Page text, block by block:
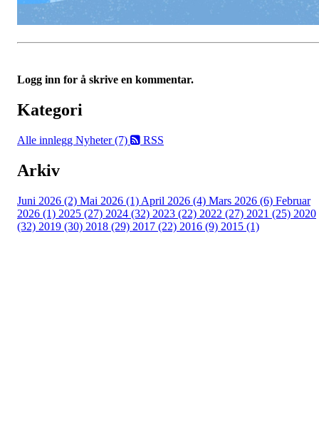
Logg inn for å skrive en kommentar.
Kategori
Alle innlegg Nyheter (7) RSS
Arkiv
Juni 2026 (2) Mai 2026 (1) April 2026 (4) Mars 2026 (6) Februar
2026 (1) 2025 (27) 2024 (32) 2023 (22) 2022 (27) 2021 (25) 2020
(32) 2019 (30) 2018 (29) 2017 (22) 2016 (9) 2015 (1)